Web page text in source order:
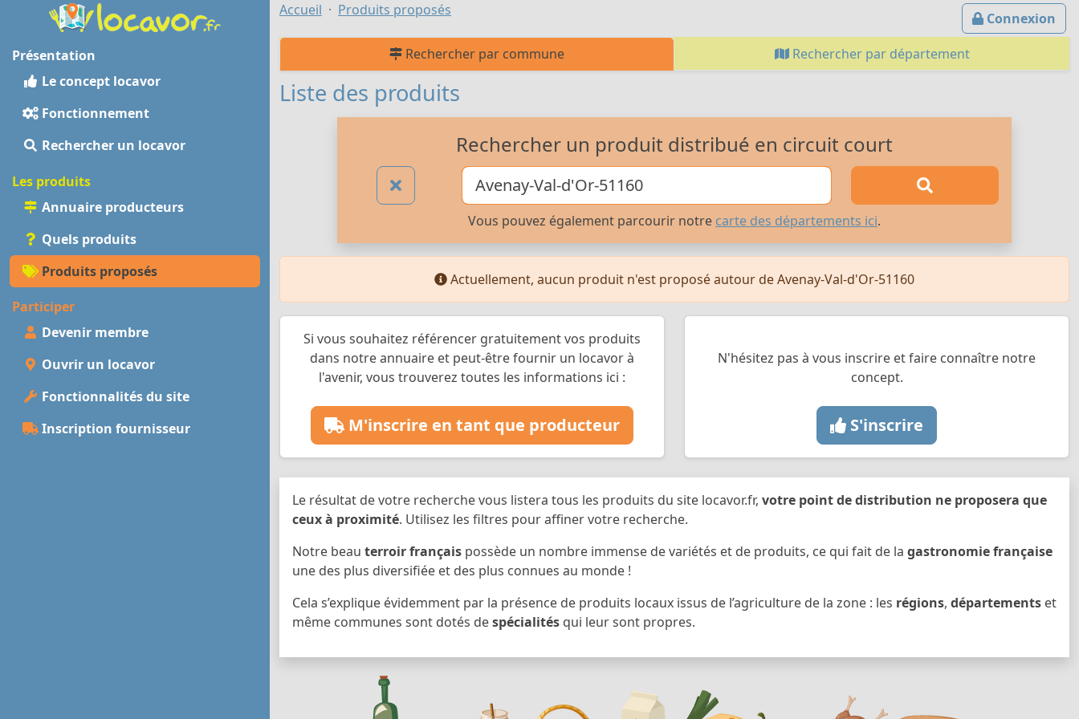
Présentation
Le concept locavor
Fonctionnement
Rechercher un locavor
Les produits
Annuaire producteurs
Quels produits
Produits proposés
Participer
Devenir membre
Ouvrir un locavor
Fonctionnalités du site
Inscription fournisseur
Connexion
Accueil Produits proposés
Rechercher par commune Rechercher par département
Liste des produits
Rechercher un produit distribué en circuit court
Vous pouvez également parcourir notre carte des départements ici.
Actuellement, aucun produit n'est proposé autour de Avenay-Val-d'Or-51160
Si vous souhaitez référencer gratuitement vos produits
dans notre annuaire et peut-être fournir un locavor à
l'avenir, vous trouverez toutes les informations ici :
M'inscrire en tant que producteur
N'hésitez pas à vous inscrire et faire connaître notre
concept.
S'inscrire
Le résultat de votre recherche vous listera tous les produits du site locavor.fr, votre point de distribution ne proposera que
ceux à proximité. Utilisez les filtres pour affiner votre recherche.
Notre beau terroir français possède un nombre immense de variétés et de produits, ce qui fait de la gastronomie française
une des plus diversifiée et des plus connues au monde !
Cela s’explique évidemment par la présence de produits locaux issus de l’agriculture de la zone : les régions, départements et
même communes sont dotés despécialités qui leur sont propres.